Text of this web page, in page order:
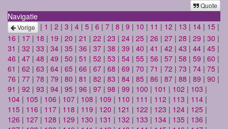
Quote
Navigatie
Vorige | 1 | 2 | 3 | 4 | 5 | 6 | 7 | 8 | 9 | 10 | 11 | 12 | 13 | 14 | 15 |
16 | 17 | 18 | 19 | 20 | 21 | 22 | 23 | 24 | 25 | 26 | 27 | 28 | 29 | 30 |
31 | 32 | 33 | 34 | 35 | 36 | 37 | 38 | 39 | 40 | 41 | 42 | 43 | 44 | 45 |
46 | 47 | 48 | 49 | 50 | 51 | 52 | 53 | 54 | 55 | 56 | 57 | 58 | 59 | 60 |
61 | 62 | 63 | 64 | 65 | 66 | 67 | 68 | 69 | 70 | 71 | 72 | 73 | 74 | 75 |
76 | 77 | 78 | 79 | 80 | 81 | 82 | 83 | 84 | 85 | 86 | 87 | 88 | 89 | 90 |
91 | 92 | 93 | 94 | 95 | 96 | 97 | 98 | 99 | 100 | 101 | 102 | 103 |
104 | 105 | 106 | 107 | 108 | 109 | 110 | 111 | 112 | 113 | 114 |
115 | 116 | 117 | 118 | 119 | 120 | 121 | 122 | 123 | 124 | 125 |
126 | 127 | 128 | 129 | 130 | 131 | 132 | 133 | 134 | 135 | 136 |